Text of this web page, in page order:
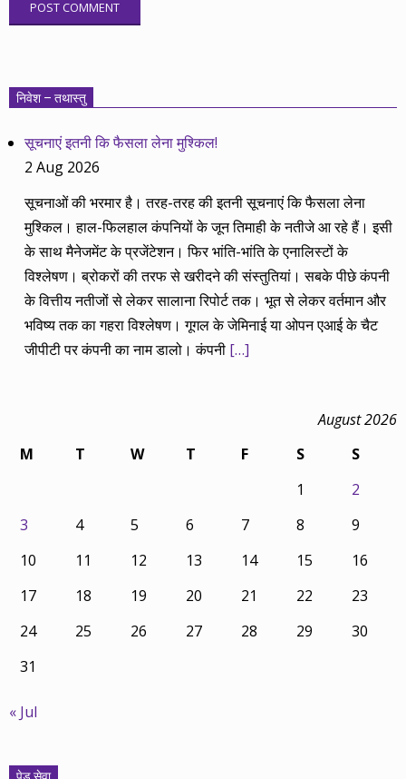
निवेश – तथास्तु
सूचनाएं इतनी कि फैसला लेना मुश्किल!
2 Aug 2026
सूचनाओं की भरमार है। तरह-तरह की इतनी सूचनाएं कि फैसला लेना
मुश्किल। हाल-फिलहाल कंपनियों के जून तिमाही के नतीजे आ रहे हैं। इसी
के साथ मैनेजमेंट के प्रजेंटेशन। फिर भांति-भांति के एनालिस्टों के
विश्लेषण। ब्रोकरों की तरफ से खरीदने की संस्तुतियां। सबके पीछे कंपनी
के वित्तीय नतीजों से लेकर सालाना रिपोर्ट तक। भूत से लेकर वर्तमान और
भविष्य तक का गहरा विश्लेषण। गूगल के जेमिनाई या ओपन एआई के चैट
जीपीटी पर कंपनी का नाम डालो। कंपनी […]
August 2026
M
T W T F S
S
1
2
3
4 5 6 7 8
9
10
11 12 13 14 15
16
17
18 19 20 21 22
23
24
25 26 27 28 29
30
31
« Jul
पेड सेवा